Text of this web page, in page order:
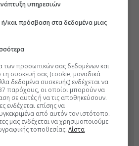
της ΔΕΗ, έρχεται και νέο
προβλέψεις χάρη στο ακριβό
υπηρεσιών
και πρόσβαση στα δεδομένα μιας
των προσωπικών σας δεδομένων και
συσκευή σας (cookie, μοναδικά
δεδομένα συσκευής) ενδέχεται να
παρόχους, οι οποίοι μπορούν να
σε αυτές ή να τις αποθηκεύσουν.
ενδέχεται επίσης να
από αυτόν τον ιστότοπο.
μας ενδέχεται να χρησιμοποιούμε
τοποθεσίας.Λίστα